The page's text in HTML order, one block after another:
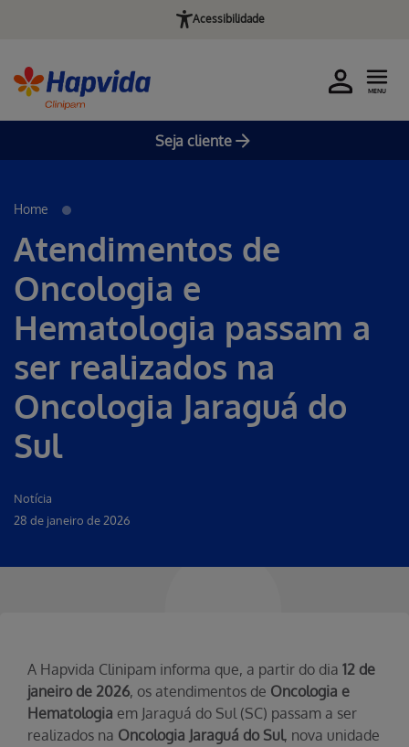
Acessibilidade
Seja cliente
MENU
Home
Atendimentos de
Oncologia e
Hematologia passam a
ser realizados na
Oncologia Jaraguá do
Sul
Notícia
28 de janeiro de 2026
A Hapvida Clinipam informa que, a partir do dia 12 de
janeiro de 2026, os atendimentos de Oncologia e
Hematologia em Jaraguá do Sul (SC) passam a ser
realizados na Oncologia Jaraguá do Sul, nova unidade